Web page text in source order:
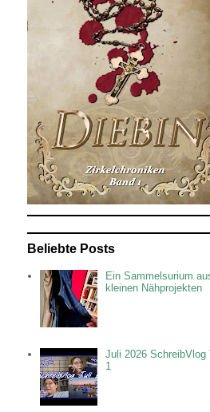
Beliebte Posts
Ein Sammelsurium
kleinen Nähprojekten
Juli 2026 SchreibVlog
1